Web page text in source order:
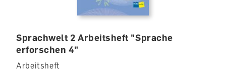
Sprachwelt 2 Arbeitsheft "Sprache
erforschen 4"
Arbeitsheft